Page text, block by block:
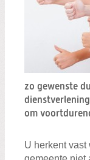
zo gewenste
om
U herkent vast